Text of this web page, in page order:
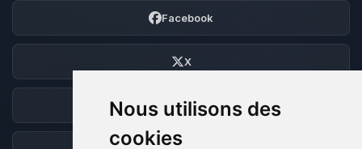
Nous utilisons des
cookies
Facebook
X
Discord